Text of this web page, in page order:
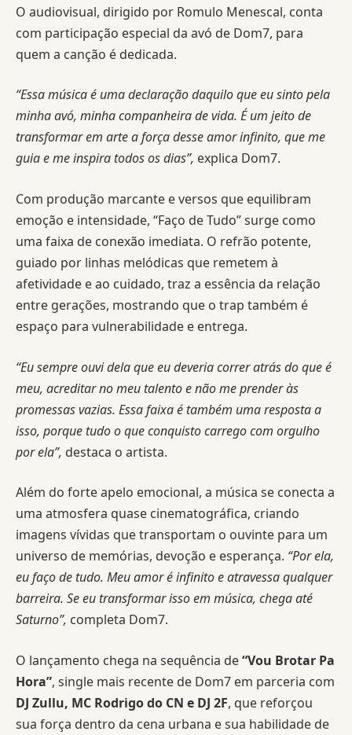
O audiovisual, dirigido por Romulo Menescal, conta
com participação especial da avó de Dom7, para
quem a canção é dedicada.
“Essa música é uma declaração daquilo que eu sinto pela
minha avó, minha companheira de vida. É um jeito de
transformar em arte a força desse amor infinito, que me
guia e me inspira todos os dias”, explica Dom7.
Com produção marcante e versos que equilibram
emoção e intensidade, “Faço de Tudo” surge como
uma faixa de conexão imediata. O refrão potente,
guiado por linhas melódicas que remetem à
afetividade e ao cuidado, traz a essência da relação
entre gerações, mostrando que o trap também é
espaço para vulnerabilidade e entrega.
“Eu sempre ouvi dela que eu deveria correr atrás do que é
meu, acreditar no meu talento e não me prender às
promessas vazias. Essa faixa é também uma resposta a
isso, porque tudo o que conquisto carrego com orgulho
por ela”, destaca o artista.
Além do forte apelo emocional, a música se conecta a
uma atmosfera quase cinematográfica, criando
imagens vívidas que transportam o ouvinte para um
universo de memórias, devoção e esperança. “Por ela,
eu faço de tudo. Meu amor é infinito e atravessa qualquer
barreira. Se eu transformar isso em música, chega até
Saturno”, completa Dom7.
O lançamento chega na sequência de“Vou Brotar Pa
Hora”, single mais recente de Dom7 em parceria com
DJ Zullu, MC Rodrigo do CN e DJ 2F, que reforçou
sua força dentro da cena urbana e sua habilidade de